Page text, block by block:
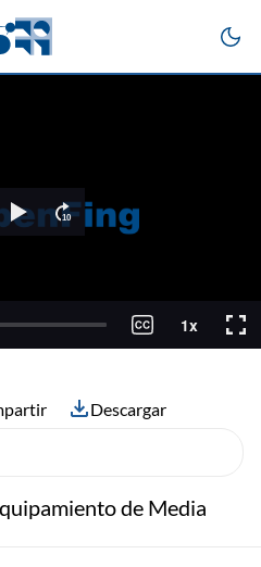
de Media
Descargar